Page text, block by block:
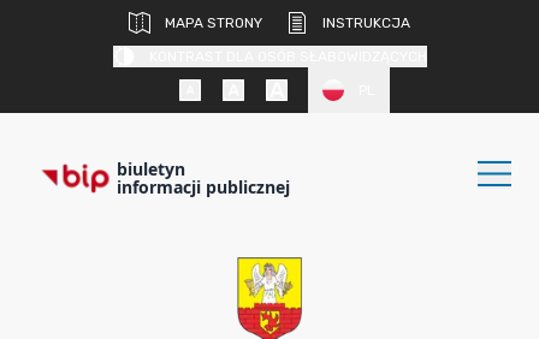
MAPA STRONY
INSTRUKCJA
biuletyn
informacji publicznej